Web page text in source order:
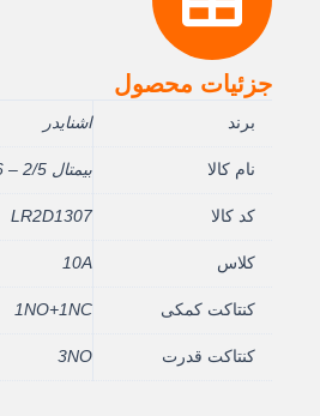
جزئیات محصول
اشنایدر
نام کالا بيمتال 2/5 – 1/6 قديم
کد کالا LR2D1307
کلاس 10A
کنتاکت کمکی 1NO+1NC
کنتاکت قدرت 3NO